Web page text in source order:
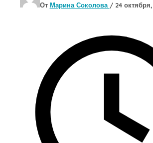
От Марина Соколова / 24 октября,